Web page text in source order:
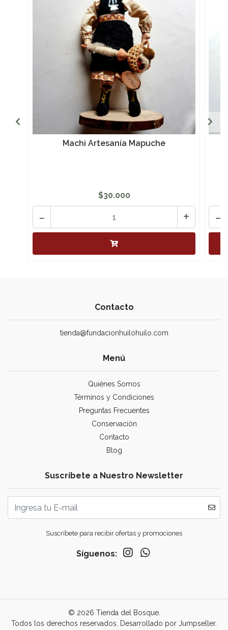
Machi Artesanía Mapuche
$30.000
+
- -
Contacto
tienda@fundacionhuilohuilo.com
Menú
Quiénes Somos
Términos y Condiciones
Preguntas Frecuentes
Conservación
Contacto
Blog
Suscríbete a Nuestro Newsletter
Suscríbete para recibir ofertas y promociones
Síguenos:
© 2026 Tienda del Bosque.
Todos los derechos reservados.
Desarrollado por Jumpseller.